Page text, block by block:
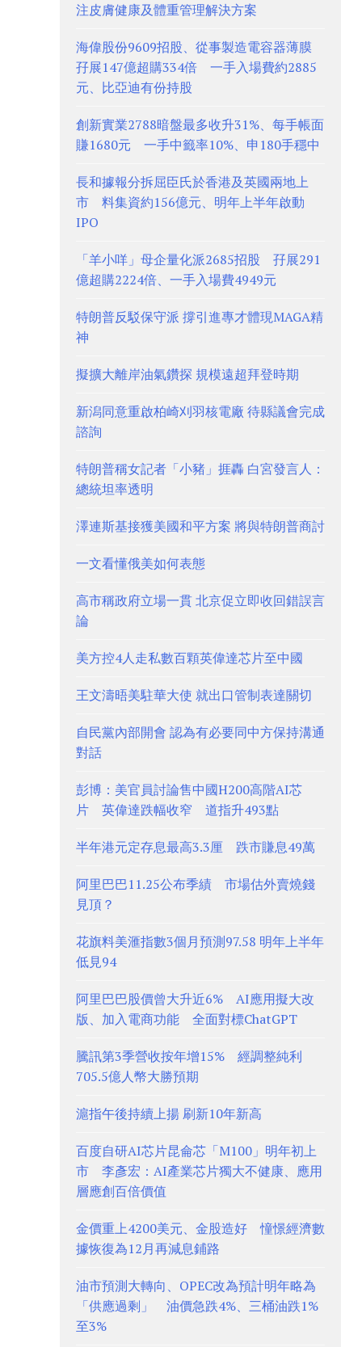
注皮膚健康及體重管理解決方案
海偉股份9609招股、從事製造電容器薄膜
孖展147億超購334倍 一手入場費約2885
元、比亞迪有份持股
創新實業2788暗盤最多收升31%、每手帳面
賺1680元 一手中籤率10%、申180手穩中
長和據報分拆屈臣氏於香港及英國兩地上
市 料集資約156億元、明年上半年啟動
IPO
「羊小咩」母企量化派2685招股 孖展291
億超購2224倍、一手入場費4949元
特朗普反駁保守派 撐引進專才體現MAGA精
神
擬擴大離岸油氣鑽探 規模遠超拜登時期
新潟同意重啟柏崎刈羽核電廠 待縣議會完成
諮詢
特朗普稱女記者「小豬」捱轟 白宮發言人：
總統坦率透明
澤連斯基接獲美國和平方案 將與特朗普商討
一文看懂俄美如何表態
高市稱政府立場一貫 北京促立即收回錯誤言
論
美方控4人走私數百顆英偉達芯片至中國
王文濤晤美駐華大使 就出口管制表達關切
自民黨內部開會 認為有必要同中方保持溝通
對話
彭博：美官員討論售中國H200高階AI芯
片 英偉達跌幅收窄 道指升493點
半年港元定存息最高3.3厘 跌市賺息49萬
阿里巴巴11.25公布季績 市場估外賣燒錢
見頂？
花旗料美滙指數3個月預測97.58 明年上半年
低見94
阿里巴巴股價曾大升近6% AI應用擬大改
版、加入電商功能 全面對標ChatGPT
騰訊第3季營收按年增15% 經調整純利
705.5億人幣大勝預期
滬指午後持續上揚 刷新10年新高
百度自研AI芯片昆侖芯「M100」明年初上
市 李彥宏：AI產業芯片獨大不健康、應用
層應創百倍價值
金價重上4200美元、金股造好 憧憬經濟數
據恢復為12月再減息鋪路
油市預測大轉向、OPEC改為預計明年略為
「供應過剩」 油價急跌4%、三桶油跌1%
至3%